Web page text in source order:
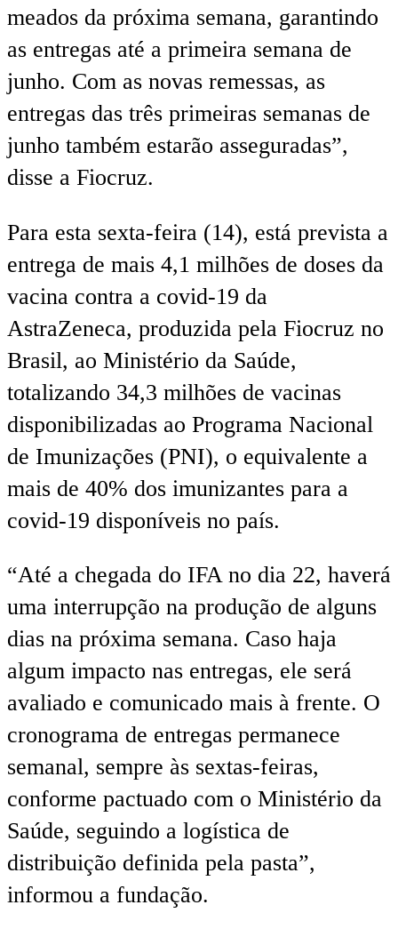
meados da próxima semana, garantindo
as entregas até a primeira semana de
junho. Com as novas remessas, as
entregas das três primeiras semanas de
junho também estarão asseguradas”,
disse a Fiocruz.
Para esta sexta-feira (14), está prevista a
entrega de mais 4,1 milhões de doses da
vacina contra a covid-19 da
AstraZeneca, produzida pela Fiocruz no
Brasil, ao Ministério da Saúde,
totalizando 34,3 milhões de vacinas
disponibilizadas ao Programa Nacional
de Imunizações (PNI), o equivalente a
mais de 40% dos imunizantes para a
covid-19 disponíveis no país.
“Até a chegada do IFA no dia 22, haverá
uma interrupção na produção de alguns
dias na próxima semana. Caso haja
algum impacto nas entregas, ele será
avaliado e comunicado mais à frente. O
cronograma de entregas permanece
semanal, sempre às sextas-feiras,
conforme pactuado com o Ministério da
Saúde, seguindo a logística de
distribuição definida pela pasta”,
informou a fundação.